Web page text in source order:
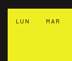
LUN MAR